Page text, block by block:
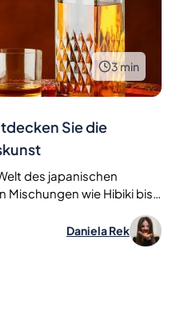
3min
Sie die
des japanischen
Mischungen wie Hibiki bis
Daniela Rek